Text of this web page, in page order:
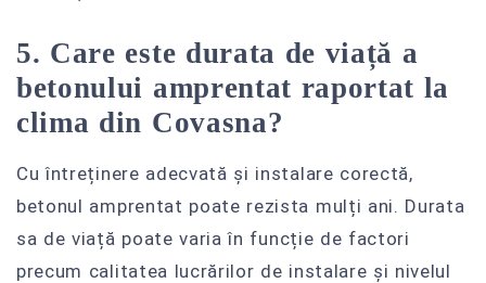
5. Care este durata de viață a
betonului amprentat raportat la
clima din Covasna?
Cu întreținere adecvată și instalare corectă,
betonul amprentat poate rezista mulți ani. Durata
sa de viață poate varia în funcție de factori
precum calitatea lucrărilor de instalare și nivelul